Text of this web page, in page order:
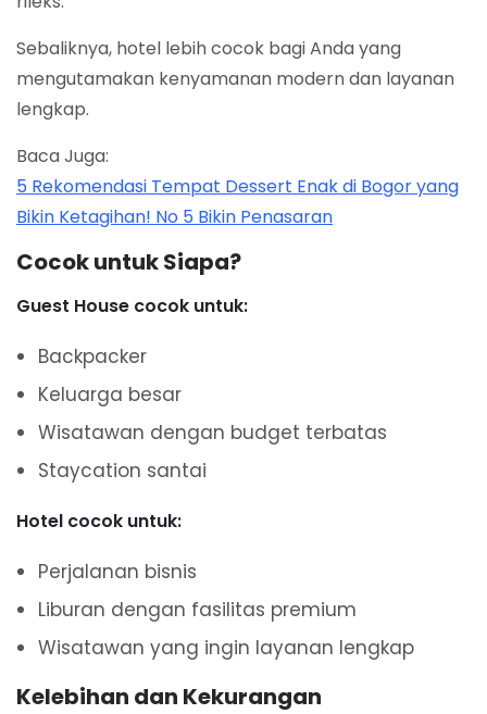
Sebaliknya, hotel lebih cocok bagi Anda yang
mengutamakan kenyamanan modern dan layanan
lengkap.
Baca Juga:
5 Rekomendasi Tempat Dessert Enak di Bogor yang
Bikin Ketagihan! No 5 Bikin Penasaran
Cocok untuk Siapa?
Guest House cocok untuk:
Backpacker
Keluarga besar
Wisatawan dengan budget terbatas
Staycation santai
Hotel cocok untuk:
Perjalanan bisnis
Liburan dengan fasilitas premium
Wisatawan yang ingin layanan lengkap
Kelebihan dan Kekurangan